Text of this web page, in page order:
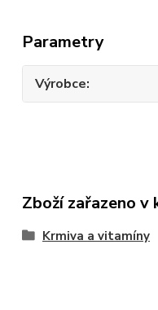
Parametry
Výrobce
Zboží zařazeno v
Krmiva a vitamíny